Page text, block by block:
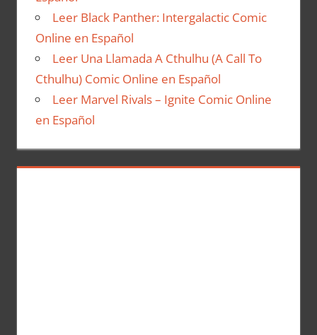
Leer Black Panther: Intergalactic Comic
Online en Español
Leer Una Llamada A Cthulhu (A Call To
Cthulhu) Comic Online en Español
Leer Marvel Rivals – Ignite Comic Online
en Español